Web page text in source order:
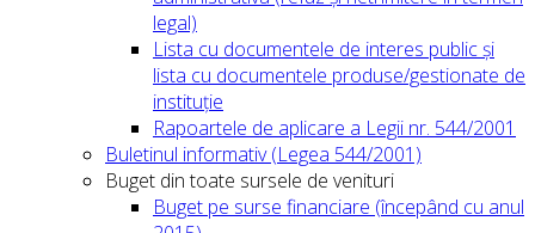
legal)
Lista cu documentele de interes public și
lista cu documentele produse/gestionate de
instituție
Rapoartele de aplicare a Legii nr. 544/2001
Buletinul informativ (Legea 544/2001)
Buget din toate sursele de venituri
Buget pe surse financiare (începând cu anul